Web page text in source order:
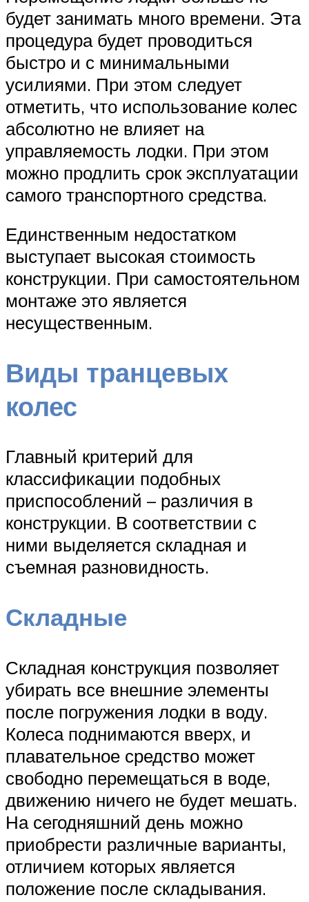
будет занимать много времени. Эта
процедура будет проводиться
быстро и с минимальными
усилиями. При этом следует
отметить, что использование колес
абсолютно не влияет на
управляемость лодки. При этом
можно продлить срок эксплуатации
самого транспортного средства.
Единственным недостатком
выступает высокая стоимость
конструкции. При самостоятельном
монтаже это является
несущественным.
Виды транцевых
колес
Главный критерий для
классификации подобных
приспособлений – различия в
конструкции. В соответствии с
ними выделяется складная и
съемная разновидность.
Складные
Складная конструкция позволяет
убирать все внешние элементы
после погружения лодки в воду.
Колеса поднимаются вверх, и
плавательное средство может
свободно перемещаться в воде,
движению ничего не будет мешать.
На сегодняшний день можно
приобрести различные варианты,
отличием которых является
положение после складывания.